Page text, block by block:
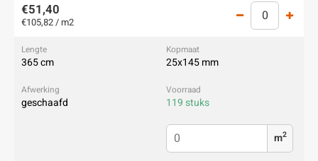
€51,40
€105,82 / m2
365 cm 25x145 mm
geschaafd 119 stuks
m2